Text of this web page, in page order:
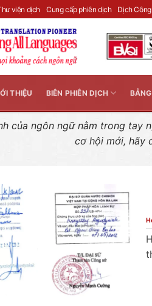
viện dịch Cung cấp phiên dịch Dịch
THIỆU BIÊN PHIÊN DỊCH
của ngôn ngữ nằm trong tay
cơ hội mới, hãy